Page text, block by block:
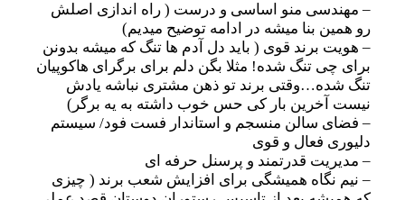
– مهندسی منو اساسی و درست ( راه اندازی اصلش
رو همین بنا میشه در ادامه توضیح میدیم)
– هویت برند قوی ( باید دل آدم ها تنگ که میشه بدونن
برای چی تنگ شده! مثلا بگن دلم برای برگرای هاکوپیان
تنگ شده…وقتی برند تو ذهن مشتری نباشه یادش
نیست آخرین بار کی حس خوب داشته به یه برگر)
– فضای سالن منسجم و استاندار فست فود/ سیستم
دلیوری فعال و قوی
– مدیریت قدرتمند و پرسنل حرفه ای
– نیم نگاه همیشگی برای افزایش شعب برند ( چیزی